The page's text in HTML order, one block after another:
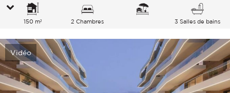
150 m² 2 Chambres 3 Salles de bains
Vidéo